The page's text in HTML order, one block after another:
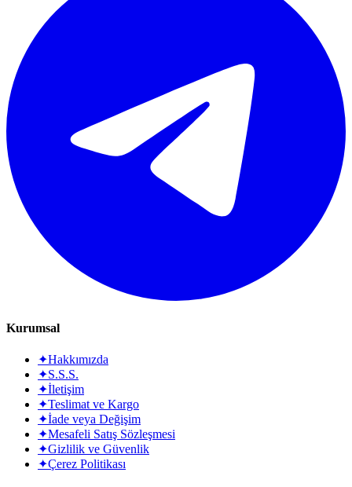
Kurumsal
✦Hakkımızda
✦S.S.S.
✦İletişim
✦Teslimat ve Kargo
✦İade veya Değişim
✦Mesafeli Satış Sözleşmesi
✦Gizlilik ve Güvenlik
✦Çerez Politikası